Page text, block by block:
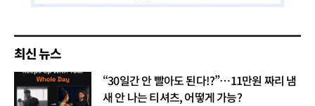
최신 뉴스
“30일간 안 빨아도 된다!?”…11만원 짜리 냄
새 안 나는 티셔츠, 어떻게 가능?